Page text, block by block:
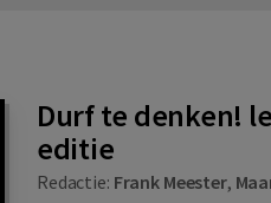
Durf te denken!
editie
Redactie: Frank Meester,